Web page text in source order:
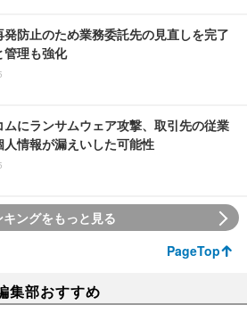
防止のため業務委託先の見直しを完了
管理も強化
にランサムウェア攻撃、取引先の従業
人情報が漏えいした可能性
キングをもっと見る
PageTop
集部おすすめ